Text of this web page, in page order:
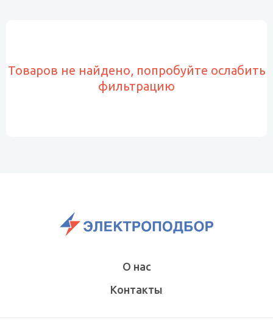
Товаров не найдено, попробуйте ослабить
фильтрацию
О нас
Контакты